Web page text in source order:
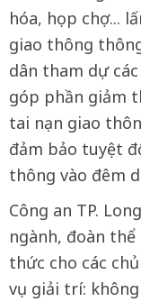
hóa, họp chợ...
giao thông
dân tham dự
góp phần giảm
tai nạn giao
đảm bảo tuyệt
thông vào đêm
Công an TP.
ngành, đoàn
thức cho các
vụ giải trí: